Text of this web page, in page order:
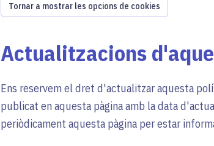
Tornar a mostrar les opcions de cookies
Actualitzacions
Ens reservem el dret d'actualitzar aquesta
publicat en aquesta pàgina amb la data
periòdicament aquesta pàgina per estar